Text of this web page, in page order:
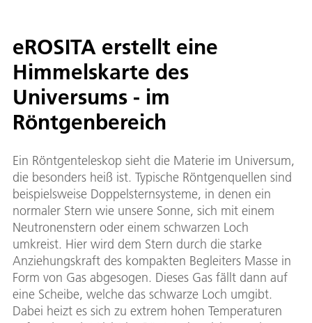
eROSITA erstellt eine
Himmelskarte des
Universums - im
Röntgenbereich
Ein Röntgenteleskop sieht die Materie im Universum,
die besonders heiß ist. Typische Röntgenquellen sind
beispielsweise Doppelsternsysteme, in denen ein
normaler Stern wie unsere Sonne, sich mit einem
Neutronenstern oder einem schwarzen Loch
umkreist. Hier wird dem Stern durch die starke
Anziehungskraft des kompakten Begleiters Masse in
Form von Gas abgesogen. Dieses Gas fällt dann auf
eine Scheibe, welche das schwarze Loch umgibt.
Dabei heizt es sich zu extrem hohen Temperaturen